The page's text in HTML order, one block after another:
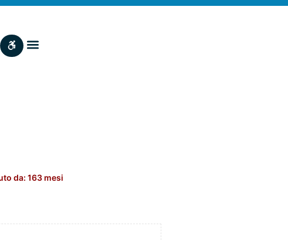
da: 163 mesi